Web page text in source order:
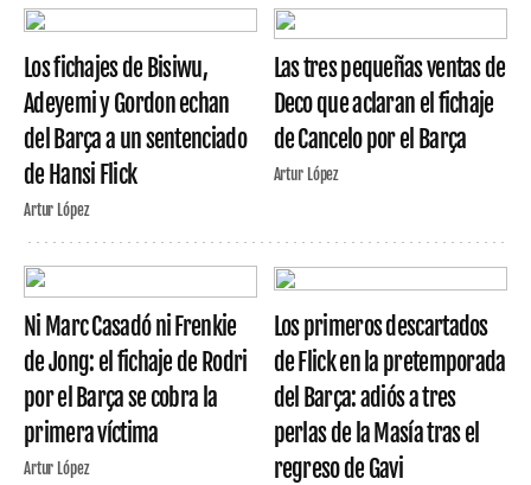
Los fichajes de Bisiwu,
Adeyemi y Gordon echan
del Barça a un sentenciado
de Hansi Flick
Artur López
Las tres pequeñas ventas de
Deco que aclaran el fichaje
de Cancelo por el Barça
Artur López
Ni Marc Casadó ni Frenkie
de Jong: el fichaje de Rodri
por el Barça se cobra la
primera víctima
Artur López
Los primeros descartados
de Flick en la pretemporada
del Barça: adiós a tres
perlas de la Masía tras el
regreso de Gavi